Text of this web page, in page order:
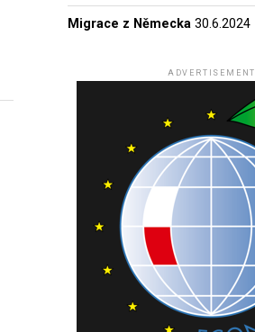
Migrace z Německa 30.6.2024
ADVERTISEMENT